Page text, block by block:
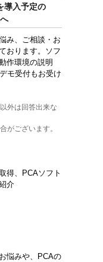
導入予定の
み、ご相談・お
おります。ソフ
作環境の説明
モ受付もお受け
外は回答出来な
がございます。
得、PCAソフト
介
悩みや、PCAの